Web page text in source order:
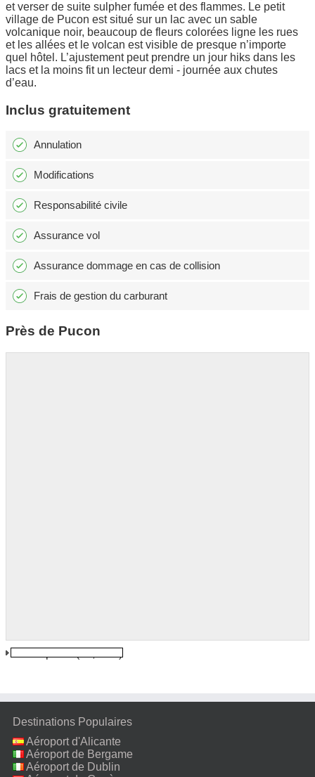
et verser de suite sulpher fumée et des flammes. Le petit
village de Pucon est situé sur un lac avec un sable
volcanique noir, beaucoup de fleurs colorées ligne les rues
et les allées et le volcan est visible de presque n’importe
quel hôtel. L’ajustement peut prendre un jour hiks dans les
lacs et la moins fit un lecteur demi - journée aux chutes
d’eau.
Inclus gratuitement
Annulation
Modifications
Responsabilité civile
Assurance vol
Assurance dommage en cas de collision
Frais de gestion du carburant
Près de Pucon
Destinations Populaires
Aéroport d'Alicante
Aéroport de Bergame
Aéroport de Dublin